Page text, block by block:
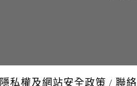
隱私權及網站安全政策 / 聯